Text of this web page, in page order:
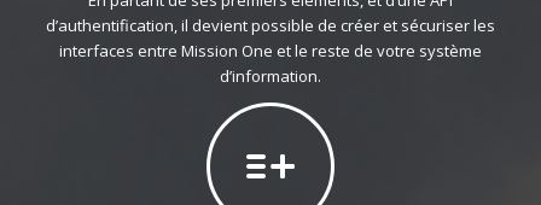
d’authentification, il devient possible de créer et sécuriser les
interfaces entre Mission One et le reste de votre système
d’information.